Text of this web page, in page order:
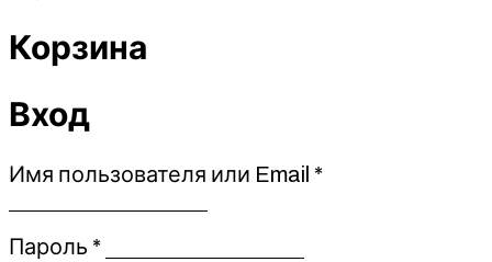
Корзина
Вход
Имя пользователя или Email *Обязательно
Пароль *Обязательно